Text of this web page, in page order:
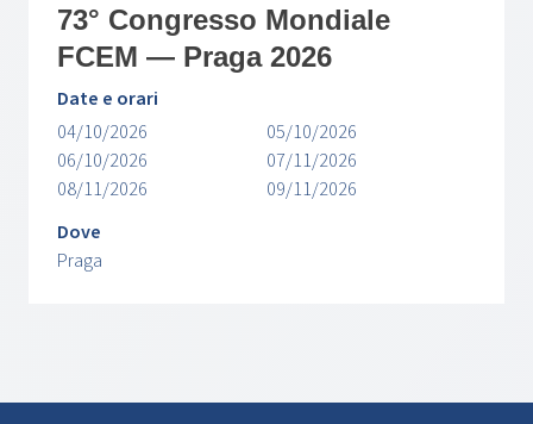
73° Congresso Mondiale
FCEM — Praga 2026
Date e orari
04/10/2026
05/10/2026
06/10/2026
07/11/2026
08/11/2026
09/11/2026
Dove
Praga